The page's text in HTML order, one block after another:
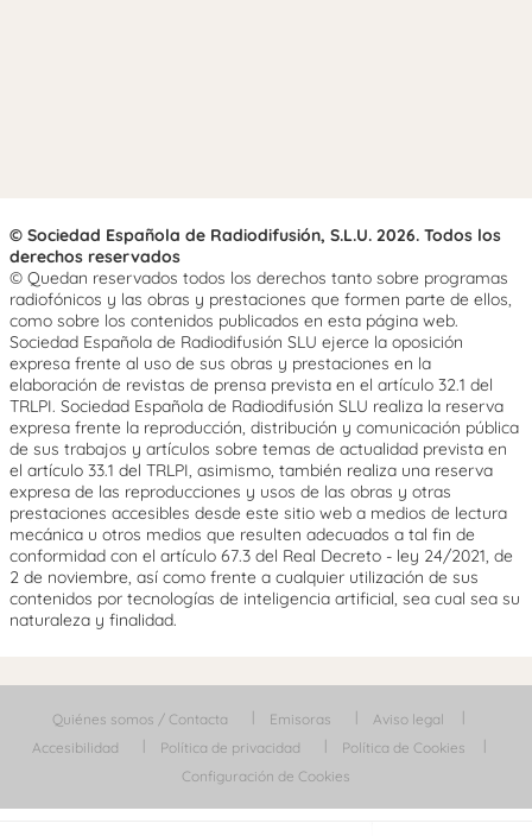
© Sociedad Española de Radiodifusión, S.L.U. 2026. Todos los
derechos reservados
© Quedan reservados todos los derechos tanto sobre programas
radiofónicos y las obras y prestaciones que formen parte de ellos,
como sobre los contenidos publicados en esta página web.
Sociedad Española de Radiodifusión SLU ejerce la oposición
expresa frente al uso de sus obras y prestaciones en la
elaboración de revistas de prensa prevista en el artículo 32.1 del
TRLPI. Sociedad Española de Radiodifusión SLU realiza la reserva
expresa frente la reproducción, distribución y comunicación pública
de sus trabajos y artículos sobre temas de actualidad prevista en
el artículo 33.1 del TRLPI, asimismo, también realiza una reserva
expresa de las reproducciones y usos de las obras y otras
prestaciones accesibles desde este sitio web a medios de lectura
mecánica u otros medios que resulten adecuados a tal fin de
conformidad con el artículo 67.3 del Real Decreto - ley 24/2021, de
2 de noviembre, así como frente a cualquier utilización de sus
contenidos por tecnologías de inteligencia artificial, sea cual sea su
naturaleza y finalidad.
Quiénes somos / Contacta Emisoras
Aviso legal
Accesibilidad
Política de privacidad
Política de Cookies
Configuración de Cookies